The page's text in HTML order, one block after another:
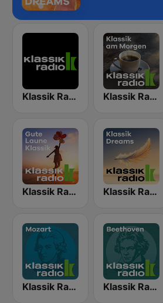
Klassik Radio Klassik Radio Klassik am Morgen
Klassik Radio Feel Good Klassik Klassik Radio Klassik Dreams
Klassik Radio Mozart Klassik Radio Beethoven